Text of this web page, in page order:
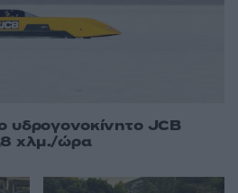
υδρογονοκίνητο JCB
χλμ./ώρα